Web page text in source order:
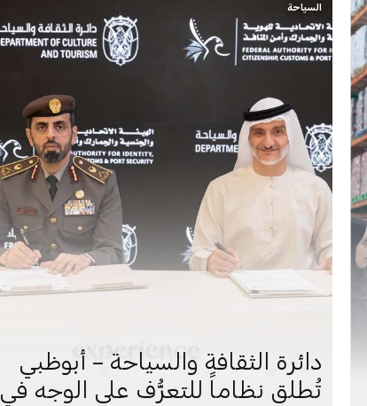
السياحة
دائرة الثقافة والسياحة – أبوظبي
تُطلق نظاماً للتعرُّف على الوجه في